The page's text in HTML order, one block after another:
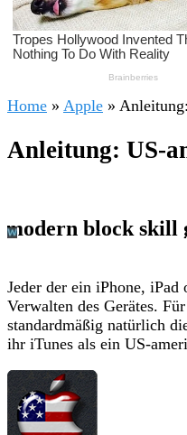
Home » Apple »
Anleitung: US-
Jeder der ein iPhone,
Verwalten des Gerätes.
standardmäßig natürlich
ihr iTunes als ein US-